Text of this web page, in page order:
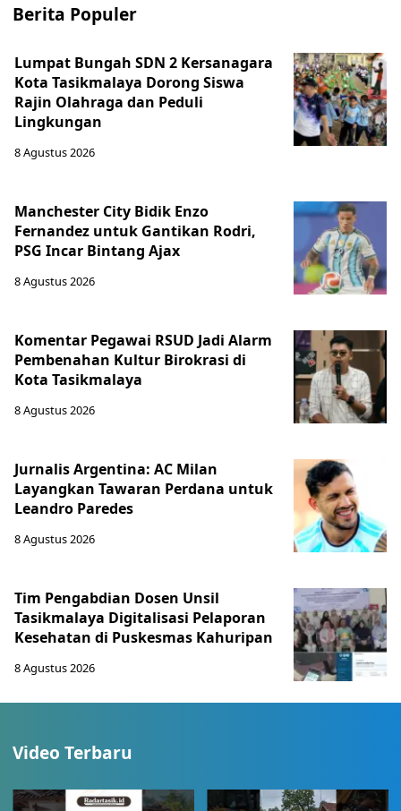
Berita Populer
Lumpat Bungah SDN 2 Kersanagara
Kota Tasikmalaya Dorong Siswa
Rajin Olahraga dan Peduli
Lingkungan
8 Agustus 2026
Manchester City Bidik Enzo
Fernandez untuk Gantikan Rodri,
PSG Incar Bintang Ajax
8 Agustus 2026
Komentar Pegawai RSUD Jadi Alarm
Pembenahan Kultur Birokrasi di
Kota Tasikmalaya
8 Agustus 2026
Jurnalis Argentina: AC Milan
Layangkan Tawaran Perdana untuk
Leandro Paredes
8 Agustus 2026
Tim Pengabdian Dosen Unsil
Tasikmalaya Digitalisasi Pelaporan
Kesehatan di Puskesmas Kahuripan
8 Agustus 2026
Video Terbaru